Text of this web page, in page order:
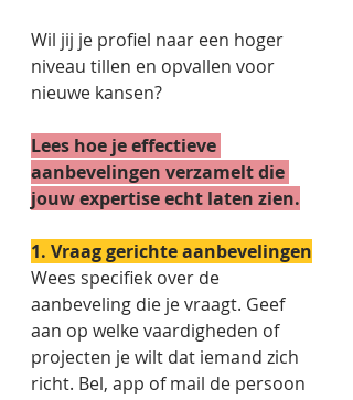
Wil jij je profiel naar een hoger
niveau tillen en opvallen voor
nieuwe kansen?
Lees hoe je effectieve
aanbevelingen verzamelt die
jouw expertise echt laten zien.
1. Vraag gerichte aanbevelingen
Wees specifiek over de
aanbeveling die je vraagt. Geef
aan op welke vaardigheden of
projecten je wilt dat iemand zich
richt. Bel, app of mail de persoon